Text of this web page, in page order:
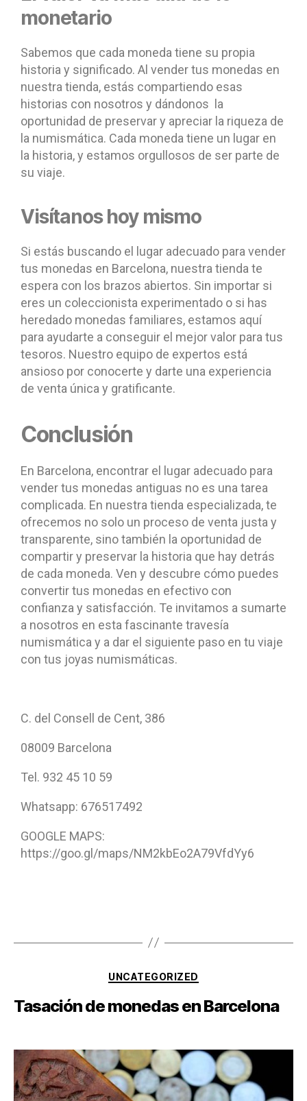
monetario
Sabemos que cada moneda tiene su propia
historia y significado. Al vender tus monedas en
nuestra tienda, estás compartiendo esas
historias con nosotros y dándonos la
oportunidad de preservar y apreciar la riqueza de
la numismática. Cada moneda tiene un lugar en
la historia, y estamos orgullosos de ser parte de
su viaje.
Visítanos hoy mismo
Si estás buscando el lugar adecuado para vender
tus monedas en Barcelona, nuestra tienda te
espera con los brazos abiertos. Sin importar si
eres un coleccionista experimentado o si has
heredado monedas familiares, estamos aquí
para ayudarte a conseguir el mejor valor para tus
tesoros. Nuestro equipo de expertos está
ansioso por conocerte y darte una experiencia
de venta única y gratificante.
Conclusión
En Barcelona, encontrar el lugar adecuado para
vender tus monedas antiguas no es una tarea
complicada. En nuestra tienda especializada, te
ofrecemos no solo un proceso de venta justa y
transparente, sino también la oportunidad de
compartir y preservar la historia que hay detrás
de cada moneda. Ven y descubre cómo puedes
convertir tus monedas en efectivo con
confianza y satisfacción. Te invitamos a sumarte
a nosotros en esta fascinante travesía
numismática y a dar el siguiente paso en tu viaje
con tus joyas numismáticas.
C. del Consell de Cent, 386
08009 Barcelona
Tel. 932 45 10 59
Whatsapp: 676517492
GOOGLE MAPS:
https://goo.gl/maps/NM2kbEo2A79VfdYy6
UNCATEGORIZED
Tasación de monedas en Barcelona